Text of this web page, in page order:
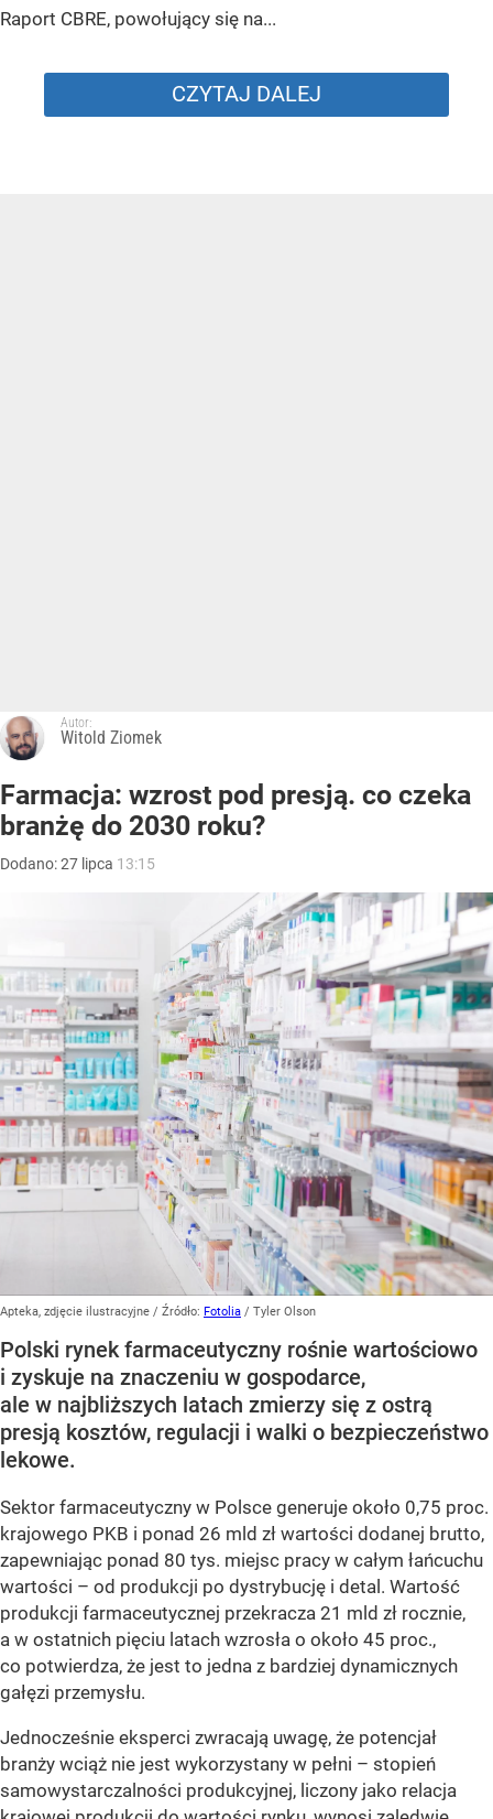
Raport CBRE, powołujący się na...
CZYTAJ DALEJ
Autor:
Witold Ziomek
Farmacja: wzrost pod presją. co czeka
branżę do 2030 roku?
Dodano:27 lipca 13:15
Apteka, zdjęcie ilustracyjne / Źródło: Fotolia / Tyler Olson
Polski rynek farmaceutyczny rośnie wartościowo
i zyskuje na znaczeniu w gospodarce,
ale w najbliższych latach zmierzy się z ostrą
presją kosztów, regulacji i walki o bezpieczeństwo
lekowe.
Sektor farmaceutyczny w Polsce generuje około 0,75 proc.
krajowego PKB i ponad 26 mld zł wartości dodanej brutto,
zapewniając ponad 80 tys. miejsc pracy w całym łańcuchu
wartości – od produkcji po dystrybucję i detal. Wartość
produkcji farmaceutycznej przekracza 21 mld zł rocznie,
a w ostatnich pięciu latach wzrosła o około 45 proc.,
co potwierdza, że jest to jedna z bardziej dynamicznych
gałęzi przemysłu.
Jednocześnie eksperci zwracają uwagę, że potencjał
branży wciąż nie jest wykorzystany w pełni – stopień
samowystarczalności produkcyjnej, liczony jako relacja